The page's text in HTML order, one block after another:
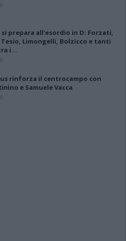
si prepara all'esordio in D: Forzati,
Tesio, Limongelli, Bolzicco e tanti
i…
rinforza il centrocampo con
e Samuele Vacca